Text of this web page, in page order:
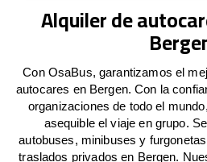
Alquiler de
Con OsaBus, garantizamos el
autocares en Bergen. Con la
organizaciones de todo el
asequible el viaje en grupo.
autobuses, minibuses y
traslados privados en Bergen.